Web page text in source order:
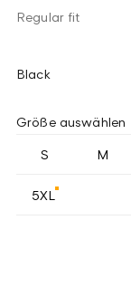
Regular fit
Black
Größe auswählen
S M
5XL